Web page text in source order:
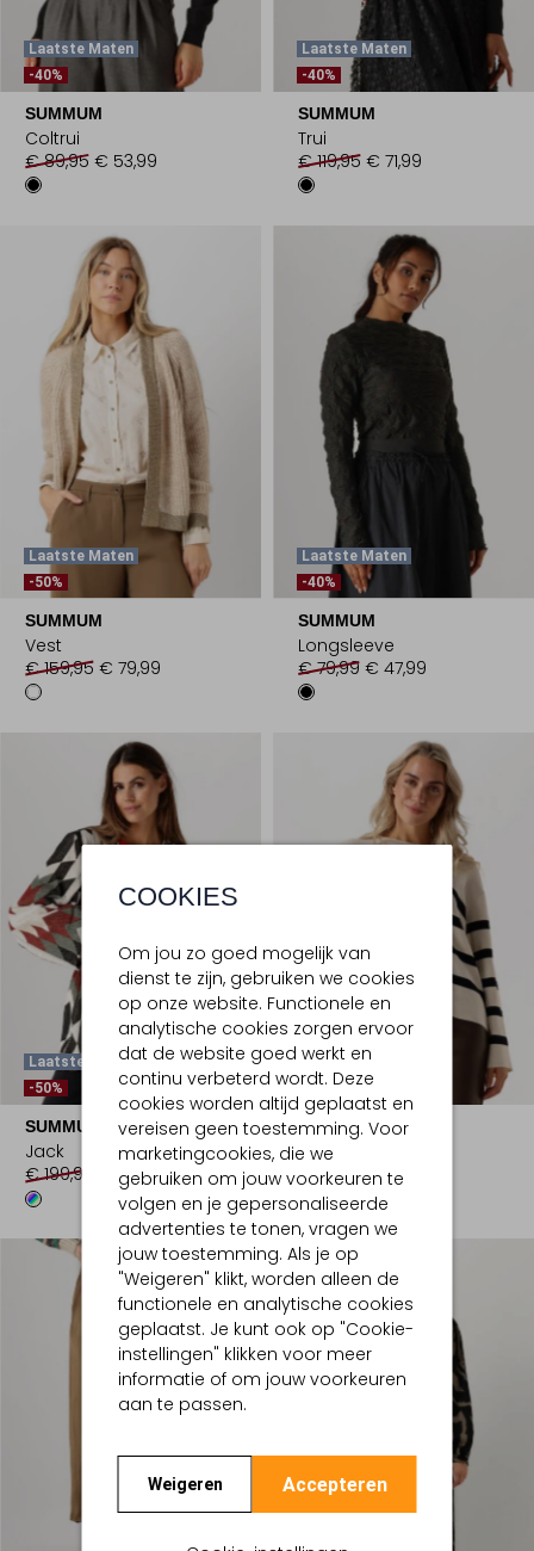
COOKIES
Om jou zo goed mogelijk van
dienst te zijn, gebruiken we cookies
op onze website. Functionele en
analytische cookies zorgen ervoor
dat de website goed werkt en
continu verbeterd wordt. Deze
cookies worden altijd geplaatst en
vereisen geen toestemming. Voor
marketingcookies, die we
gebruiken om jouw voorkeuren te
volgen en je gepersonaliseerde
advertenties te tonen, vragen we
jouw toestemming. Als je op
"Weigeren" klikt, worden alleen de
functionele en analytische cookies
geplaatst. Je kunt ook op "Cookie-
instellingen" klikken voor meer
informatie of om jouw voorkeuren
aan te passen.
Weigeren Accepteren
Laatste Maten
-40%
SUMMUM
Coltrui
€ 89,95 € 53,99
Laatste Maten
-40%
SUMMUM
Trui
€ 119,95 € 71,99
Laatste Maten
-50%
SUMMUM
Vest
€ 159,95 € 79,99
Laatste Maten
-40%
SUMMUM
Longsleeve
€ 79,99 € 47,99
Laatste Maten
-50%
SUMMUM
Jack
€ 199,95
€ 99,99
Laatste Maten
-50%
SUMMUM
Trui
€ 139,95 € 69,99